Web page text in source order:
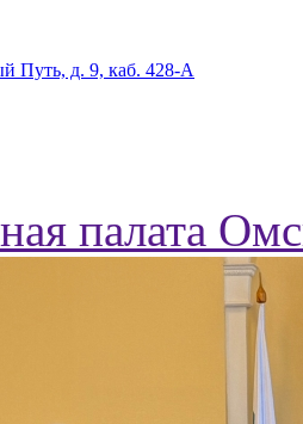
Путь, д. 9, каб. 428-А
палата